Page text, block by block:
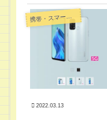
携帯・スマートフォン・タブレットPC
2022.03.13